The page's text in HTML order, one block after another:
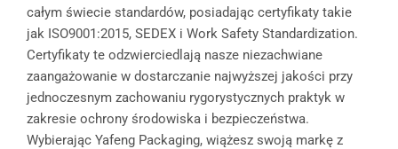
całym świecie standardów, posiadając certyfikaty takie
jak ISO9001:2015, SEDEX i Work Safety Standardization.
Certyfikaty te odzwierciedlają nasze niezachwiane
zaangażowanie w dostarczanie najwyższej jakości przy
jednoczesnym zachowaniu rygorystycznych praktyk w
zakresie ochrony środowiska i bezpieczeństwa.
Wybierając Yafeng Packaging, wiążesz swoją markę z